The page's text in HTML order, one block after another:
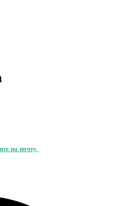
на почту